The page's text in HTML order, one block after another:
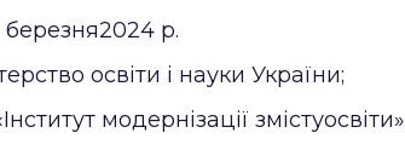
р.
освіти і науки України;
модернізації